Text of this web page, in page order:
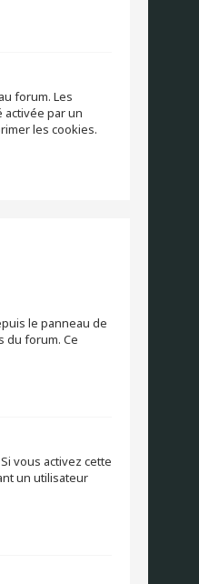
forum. Les
activée par un
les cookies.
le panneau de
du forum. Ce
vous activez cette
un utilisateur